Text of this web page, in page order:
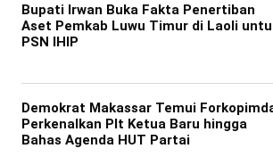
Bupati Irwan Buka Fakta Penertiban
Aset Pemkab Luwu Timur di Laoli
PSN IHIP
Demokrat Makassar Temui
Perkenalkan Plt Ketua Baru hingga
Bahas Agenda HUT Partai